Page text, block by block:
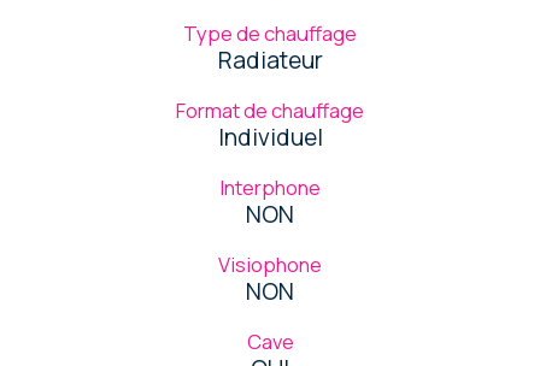
Type de chauffage
Radiateur
Format de chauffage
Individuel
Interphone
NON
Visiophone
NON
Cave